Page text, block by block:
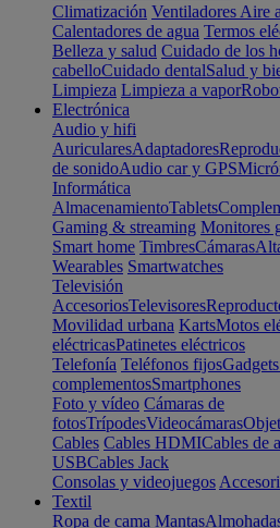
Climatización Ventiladores Aire
Calentadores de agua Termos
Belleza y salud Cuidado de los
cabelloCuidado dentalSalud y
Limpieza Limpieza a vapor
Electrónica
Audio y hifi
AuricularesAdaptadores
de sonidoAudio car y GPS
Informática
AlmacenamientoTablets
Gaming & streaming Monitores
Smart home TimbresCámaras
Wearables Smartwatches
Televisión
AccesoriosTelevisores
Movilidad urbana KartsMotos
eléctricasPatinetes eléctricos
Telefonía Teléfonos fijos
complementosSmartphones
Foto y vídeo Cámaras de
fotosTrípodesVideocámaras
Cables Cables HDMICables de
USBCables Jack
Consolas y videojuegos
Textil
Ropa de cama Mantas